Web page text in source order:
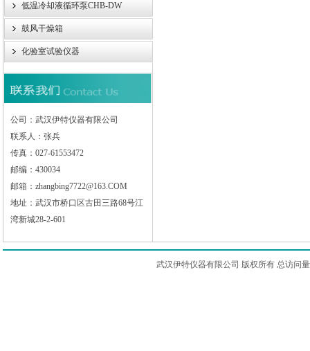
低温冷却液循环泵CHB-DW
鼓风干燥箱
化验室试验仪器
公司：武汉伊特仪器有限公司
联系人：张兵
传真：027-61553472
邮编：430034
邮箱：zhangbing7722@163.COM
地址：武汉市桥口区古田三路68号江
湾新城28-2-601
武汉伊特仪器有限公司 版权所有 总访问